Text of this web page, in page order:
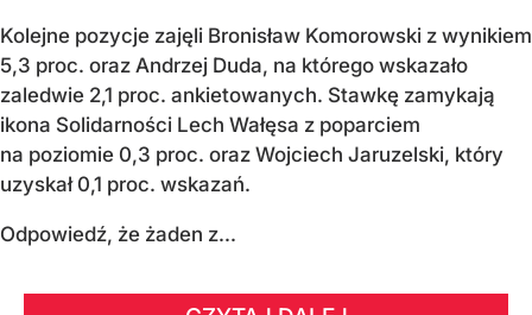
Kolejne pozycje zajęli Bronisław Komorowski z wynikiem
5,3 proc. oraz Andrzej Duda, na którego wskazało
zaledwie 2,1 proc. ankietowanych. Stawkę zamykają
ikona Solidarności Lech Wałęsa z poparciem
na poziomie 0,3 proc. oraz Wojciech Jaruzelski, który
uzyskał 0,1 proc. wskazań.
Odpowiedź, że żaden z...